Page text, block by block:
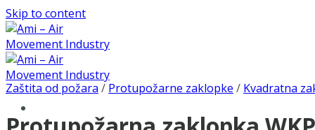
Skip to content
Zaštita od požara / Protupožarne zaklopke / Kvadratna